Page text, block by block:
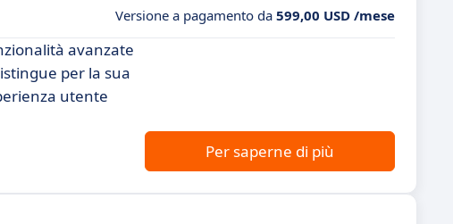
Versione a pagamento da 599,00 USD /mese
avanzate
per la sua
utente
Per saperne di più